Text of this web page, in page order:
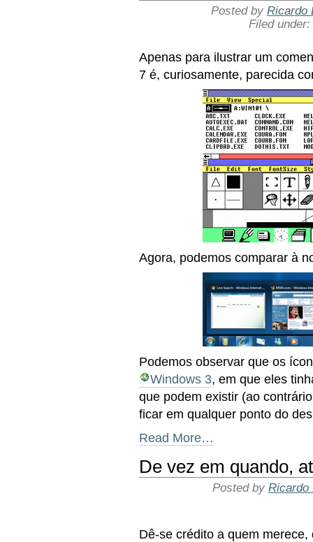
Posted by Ricardo
Filed under:
Apenas para ilustrar um
7 é, curiosamente, parecida
Agora, podemos comparar à
Podemos observar que os
Windows 3, em que eles
que podem existir (ao
ficar em qualquer ponto do
Read More…
De vez em quando,
Posted by Ricardo
Dê-se crédito a quem